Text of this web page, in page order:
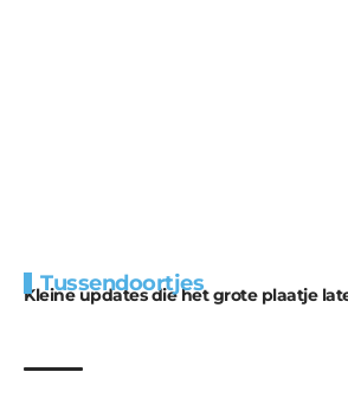
Tussendoortjes
Kleine updates die het grote plaatje
voor kabouters